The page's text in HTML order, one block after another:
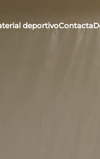
deportivoContacta